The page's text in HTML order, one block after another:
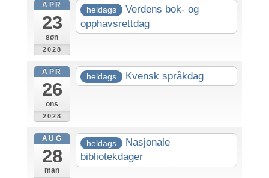
APR
23
søn
2028
heldags
Verdens bok- og
opphavsrettdag
APR
26
ons
2028
heldags Kvensk språkdag
AUG
28
man
heldags
Nasjonale
bibliotekdager